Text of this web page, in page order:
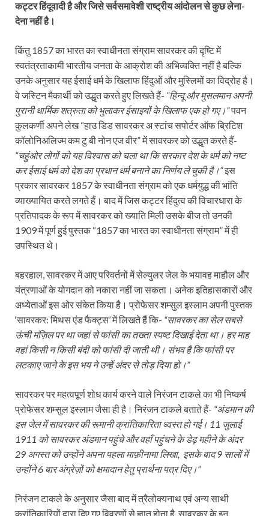
कट्टर हिंदूवादी है और जिसे सर्वसमावेशी राष्ट्रीय आंदोलन से कुछ लेना-
देना नहीं है।
किंतु 1857 का भारत का स्वाधीनता संग्राम सावरकर की दृष्टि में
स्वतंत्रताकामी भारतीय जनता के आक्रोश की अभिव्यक्ति नहीं है बल्कि
उनके अनुसार यह ईसाई धर्म के खिलाफ हिंदुओं और मुस्लिमों का विद्रोह है।
वे जस्टिन मैकार्थी को उद्धृत करते हुए लिखते हैं- “हिन्दू और मुसलमान अपनी
पुरानी धार्मिक शत्रुता को भुलाकर ईसाइयों के खिलाफ एक हो गए।”पवन
कुलकर्णी अपने लेख “हाउ डिड सावरकर अ स्टांच सपोर्टर ऑफ ब्रिटिश
कॉलोनिअलिज्म कम टु बी नोन एज वीर” में सावरकर को उद्धृत करते हैं-
“चहुंओर लोगों को यह विश्वास को चला था कि सरकार देश के धर्म को नष्ट
कर ईसाई धर्म को देश का प्रधान धर्म बनाने का निर्णय ले चुकी है।“इस
प्रकार सावरकर 1857 के स्वाधीनता संग्राम को एक धर्मयुद्ध की भांति
व्याख्यायित करते लगते हैं। बाद में जिस कट्टर हिंदुत्व की विचारधारा के
प्रतिपादक के रूप में सावरकर को ख्याति मिली उसके बीज तो उनकी
1909 में पूर्ण हुई पुस्तक “1857 का भारत का स्वाधीनता संग्राम” में ही
उपस्थित थे।
बहरहाल, सावरकर में आए परिवर्तनों में सेल्युलर जेल के भयावह माहौल और
यंत्रणाओं के योगदान को नकारा नहीं जा सकता। अनेक इतिहासकारों और
अध्येताओं इस ओर संकेत किया है। प्रोफेसर शम्सुल इस्लाम अपनी पुस्तक
‘सावरकर: मिथस एंड फैक्ट्स’ में लिखते हैं कि- “सावरकर का सेल सबसे
ऊंची मंज़िल पर था जहां से फांसी का तख्ता स्पष्ट दिखाई देता था। हर माह
वहां किसी न किसी बंदी को फांसी दी जाती थी। संभव है कि फांसी पर
लटकाए जाने के इस भय ने उन्हें अंदर से तोड़ दिया हो।”
सावरकर पर महत्वपूर्ण शोध कार्य करने वाले निरंजन टाकले का भी निष्कर्ष
प्रोफेसर शम्सुल इस्लाम जैसा ही है। निरंजन टाकले बताते हैं- “अंडमान की
इस जेल में सावरकर की रूमानी क्रांतिकारिता ध्वस्त हो गई। 11 जुलाई
1911 को सावरकर अंडमान पहुंचे और वहाँ पहुंचने के डेढ़ महीने के अंदर
29 अगस्त को उन्होंने अपना पहला माफ़ीनामा लिखा, इसके बाद 9 सालों में
उन्होंने 6 बार अंग्रेज़ों को क्षमादान हेतु प्रार्थना पत्र दिए।”
निरंजन टाकले के अनुसार जैसा बाद में त्रैलोक्यनाथ एवं अन्य साथी
क्रांतिकारियों द्वारा दिए गए विवरणों से ज्ञात होता है, सावरकर के इन